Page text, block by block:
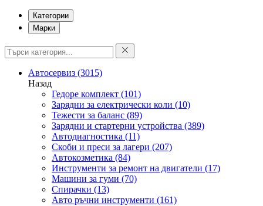
Категории
Марки
Автосервиз (3015)
Назад
Гедоре комплект (101)
Зарядни за електрически коли (10)
Тежести за баланс (89)
Зарядни и стартерни устройства (389)
Автодиагностика (11)
Скоби и преси за лагери (207)
Автокозметика (84)
Инструменти за ремонт на двигатели (17)
Машини за гуми (70)
Спирачки (13)
Авто ръчни инструменти (161)